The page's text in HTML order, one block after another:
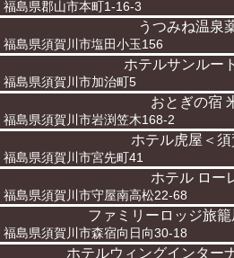
福島県郡山市本町1-16-3
うつみね温泉
福島県須賀川市塩田小玉156
ホテルサンルー
福島県須賀川市加治町5
おとぎの宿
福島県須賀川市岩渕笠木168-2
ホテル虎屋＜須
福島県須賀川市宮先町41
ホテル ロー
福島県須賀川市守屋南高松22-68
ファミリーロッジ旅
福島県須賀川市森宿向日向30-18
ホテルウィングインター